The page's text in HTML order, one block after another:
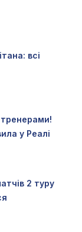
всі
тренерами!
у Реалі
2 туру